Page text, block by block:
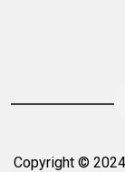
Copyright © 2024